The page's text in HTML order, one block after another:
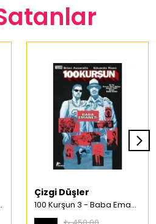
Çizgi Roman
Çizgi Düşler
100 Kurşun 3 - Baba Emaneti Türkçe Çizgi Roman